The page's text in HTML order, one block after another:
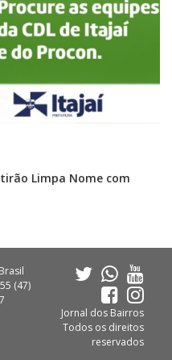
Limpa Nome com
(47)
Jornal dos Bairros
Todos os direitos
reservados